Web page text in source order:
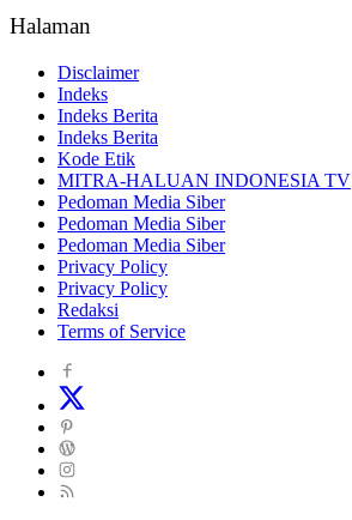
Halaman
Disclaimer
Indeks
Indeks Berita
Indeks Berita
Kode Etik
MITRA-HALUAN INDONESIA TV
Pedoman Media Siber
Pedoman Media Siber
Pedoman Media Siber
Privacy Policy
Privacy Policy
Redaksi
Terms of Service